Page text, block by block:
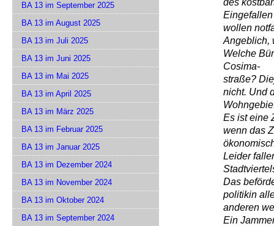
wollen
Angeblich,
Welche
Cosima-
straße?
nicht. Und
Es ist eine
wenn das
Leider
Das
politikin
anderen
Ein
BA 13 im September 2025
BA 13 im August 2025
BA 13 im Juli 2025
BA 13 im Juni 2025
BA 13 im Mai 2025
BA 13 im April 2025
BA 13 im März 2025
BA 13 im Februar 2025
BA 13 im Januar 2025
BA 13 im Dezember 2024
BA 13 im November 2024
BA 13 im Oktober 2024
BA 13 im September 2024